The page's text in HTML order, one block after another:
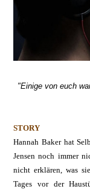
"Einige von euch
STORY
Hannah Baker hat
Jensen noch immer
nicht erklären, was
Tages vor der